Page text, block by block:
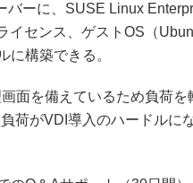
バーに、SUSE Linux
センス、ゲストOS（
に構築できる。
面を備えているため負荷を
荷がVDI導入のハードルに